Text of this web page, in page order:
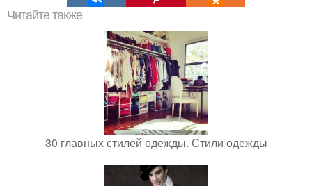
Читайте также
30 главных стилей одежды. Стили одежды